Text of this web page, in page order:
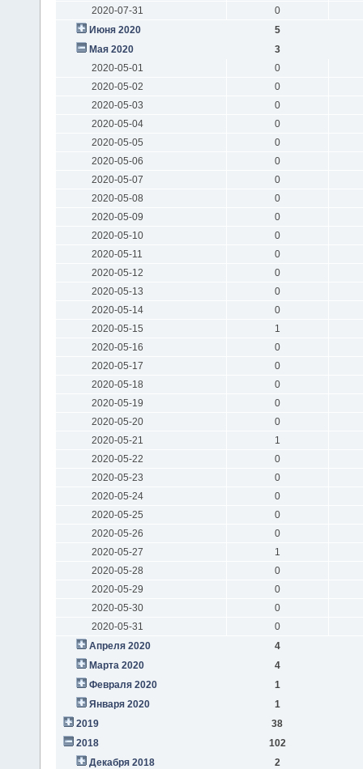
2020-07-31
0
Июня 2020
5
Мая 2020
3
2020-05-01
0
2020-05-02
0
2020-05-03
0
2020-05-04
0
2020-05-05
0
2020-05-06
0
2020-05-07
0
2020-05-08
0
2020-05-09
0
2020-05-10
0
2020-05-11
0
2020-05-12
0
2020-05-13
0
2020-05-14
0
2020-05-15
1
2020-05-16
0
2020-05-17
0
2020-05-18
0
2020-05-19
0
2020-05-20
0
2020-05-21
1
2020-05-22
0
2020-05-23
0
2020-05-24
0
2020-05-25
0
2020-05-26
0
2020-05-27
1
2020-05-28
0
2020-05-29
0
2020-05-30
0
2020-05-31
0
Апреля 2020
4
Марта 2020
4
Февраля 2020
1
Января 2020
1
2019
38
2018
102
Декабря 2018
2